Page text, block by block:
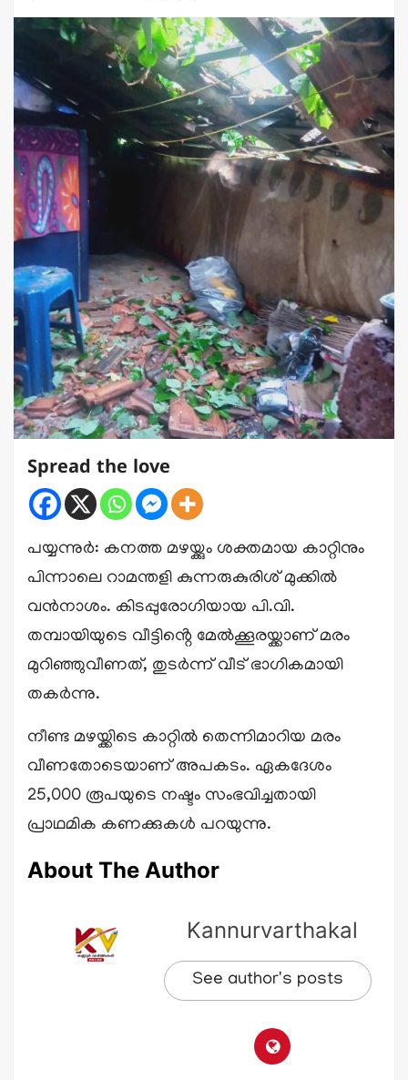
Spread the love
പയ്യന്നുർ: കനത്ത മഴയ്ക്കും ശക്തമായ കാറ്റിനും
പിന്നാലെ റാമന്തളി കുന്നരുകുരിശ് മുക്കിൽ
വൻനാശം. കിടപ്പുരോഗിയായ പി.വി.
തമ്പായിയുടെ വീട്ടിൻ്റെ മേൽക്കൂരയ്ക്കാണ് മരം
മുറിഞ്ഞുവീണത്, തുടർന്ന് വീട് ഭാഗികമായി
തകർന്നു.
നീണ്ട മഴയ്ക്കിടെ കാറ്റിൽ തെന്നിമാറിയ മരം
വീണതോടെയാണ് അപകടം. ഏകദേശം
25,000 രൂപയുടെ നഷ്ടം സംഭവിച്ചതായി
പ്രാഥമിക കണക്കുകൾ പറയുന്നു.
About The Author
Kannurvarthakal
See author's posts